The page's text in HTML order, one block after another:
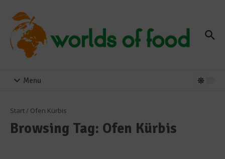
Menu
Start/ Ofen Kürbis
Browsing Tag: Ofen Kürbis